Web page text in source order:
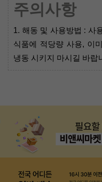
주의사항
1. 해동 및 사용방법 : 사
식품에 적당량 사용, 이
냉동 시키지 마시길 바랍